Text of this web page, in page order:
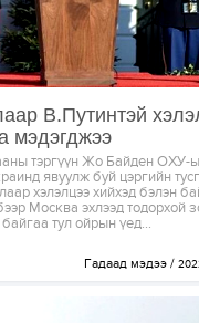
В.Путинтэй
мэдэгджээ
тэргүүн Жо Байден ОХУ-
явуулж буй цэргийн
хэлэлцээ хийхэд бэлэн
Москва эхлээд тодорхой
тул ойрын үед...
Гадаад мэдээ